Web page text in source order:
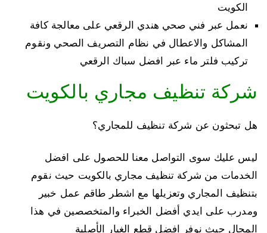
الكويت
نعمل عبر فني صحي هندي الرقعي على معالجة كافة
المشاكل والاعطال في نظام التصريف الصحي ونقوم
تركيب فلتر ماء عبر افضل سباك الرقعي
شركة تنظيف مجاري بالكويت
هل تبحثون عن شركة تنظيف للمجاري؟
ليس عليك سوى التواصل معنا للحصول على افضل
الخدمات من شركة تنظيف مجاري بالكويت حيث نقوم
بتنظيف المجاري وتعزيلها مع اشطر طاقم عمل خبير
ومدرب على ايدي أفضل الخبراء والمتخصصين في هذا
المجال حيث نوفر افضل قطع الغيار الأصلية